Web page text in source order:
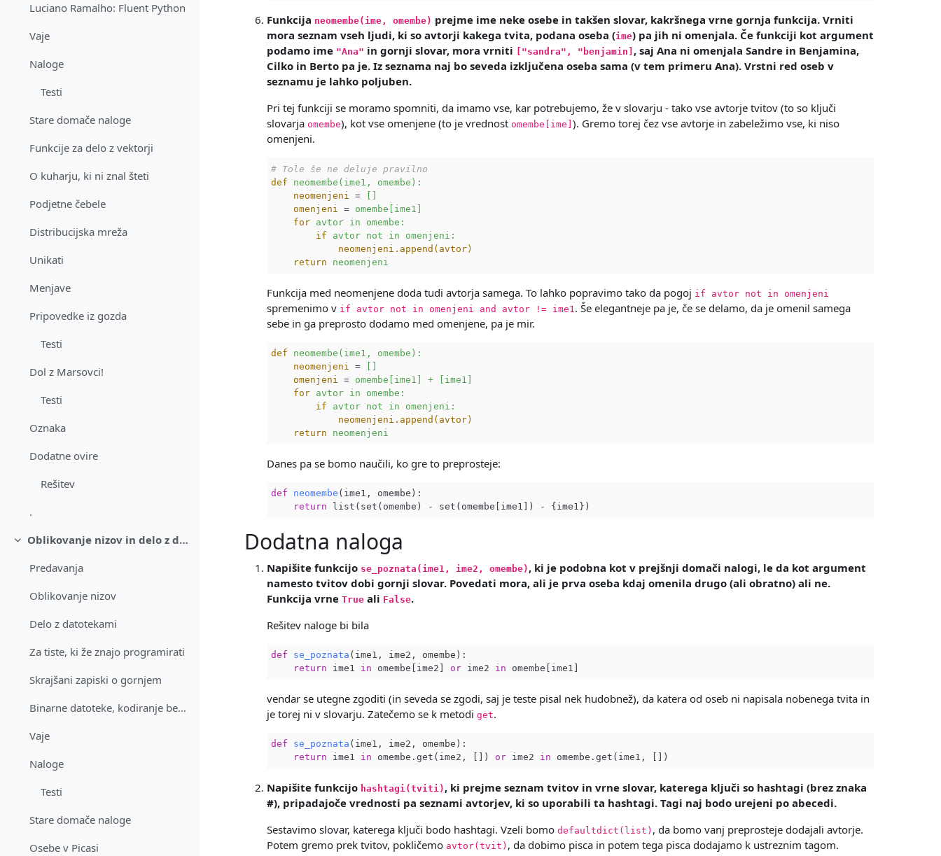
Luciano Ramalho: Fluent Python
Vaje
Naloge
Testi
Stare domače naloge
Funkcije za delo z vektorji
O kuharju, ki ni znal šteti
Podjetne čebele
Distribucijska mreža
Unikati
Menjave
Pripovedke iz gozda
Testi
Dol z Marsovci!
Testi
Oznaka
Dodatne ovire
Rešitev
.
Skrči
Oblikovanje nizov in delo z datotekami
Predavanja
Oblikovanje nizov
Delo z datotekami
Za tiste, ki že znajo programirati
Skrajšani zapiski o gornjem
Binarne datoteke, kodiranje besedil
Vaje
Naloge
Testi
Stare domače naloge
Osebe v Picasi
Funkcija neomembe(ime, omembe) prejme ime neke osebe in takšen slovar, kakršnega vrne gornja funkcija. Vrniti
mora seznam vseh ljudi, ki so avtorji kakega tvita, podana oseba (ime) pa jih ni omenjala. Če funkciji kot argument
podamo ime "Ana" in gornji slovar, mora vrniti ["sandra", "benjamin] , saj Ana ni omenjala Sandre in Benjamina,
Cilko in Berto pa je. Iz seznama naj bo seveda izključena oseba sama (v tem primeru Ana). Vrstni red oseb v
seznamu je lahko poljuben.
Pri tej funkciji se moramo spomniti, da imamo vse, kar potrebujemo, že v slovarju - tako vse avtorje tvitov (to so ključi
slovarja omembe), kot vse omenjene (to je vrednost omembe[ime] ). Gremo torej čez vse avtorje in zabeležimo vse, ki niso
omenjeni.
# Tole še ne deluje pravilno
def
neomembe(ime1, omembe):
neomenjeni
=
omenjeni
= omembe[ime1]
for avtor in omembe:
if
avtor not in omenjeni:
neomenjeni.append(avtor)
return
neomenjeni
Funkcija med neomenjene doda tudi avtorja samega. To lahko popravimo tako da pogoj if avtor not in omenjeni
spremenimo v if avtor not in omenjeni and avtor != ime1 . Še elegantneje pa je, če se delamo, da je omenil samega
sebe in ga preprosto dodamo med omenjene, pa je mir.
def
neomembe(ime1, omembe):
neomenjeni =
omenjeni = omembe[ime1] + [ime1]
for avtor in omembe:
if
avtor not in omenjeni:
neomenjeni.append(avtor)
return
neomenjeni
Danes pa se bomo naučili, ko gre to preprosteje:
def neomembe (ime1, omembe) :
return
Dodatna naloga
Napišite funkcijo se_poznata(ime1, ime2, omembe) , ki je podobna kot v prejšnji domači nalogi, le da kot argument
namesto tvitov dobi gornji slovar. Povedati mora, ali je prva oseba kdaj omenila drugo (ali obratno) ali ne.
Funkcija vrne Trueali False.
Rešitev naloge bi bila
def se_poznata (ime1, ime2, omembe) :
return ime1 in omembe[ime2] or ime2 in
vendar se utegne zgoditi (in seveda se zgodi, saj je teste pisal nek hudobnež), da katera od oseb ni napisala nobenega tvita in
je torej ni v slovarju. Zatečemo se k metodi get.
def se_poznata (ime1, ime2, omembe) :
return ime1 in omembe.get(ime2, []) or ime2 in
Napišite funkcijo hashtagi(tviti) , ki prejme seznam tvitov in vrne slovar, katerega ključi so hashtagi (brez znaka
#), pripadajoče vrednosti pa seznami avtorjev, ki so uporabili ta hashtagi. Tagi naj bodo urejeni po abecedi.
Sestavimo slovar, katerega ključi bodo hashtagi. Vzeli bomo defaultdict(list) , da bomo vanj preprosteje dodajali avtorje.
Potem gremo prek tvitov, pokličemo avtor(tvit) , da dobimo pisca in potem tega pisca dodajamo k ustreznim tagom.